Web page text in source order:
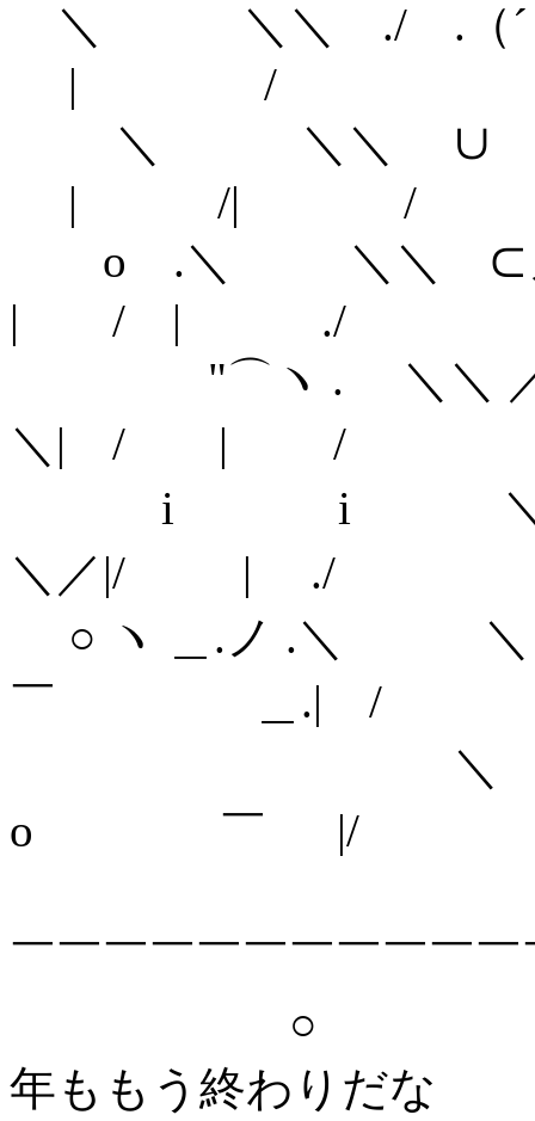
＼ ＼＼ ./ .（´
| /
＼ ＼＼ ∪
| /| /
o .＼ ＼＼
| / | ./
"⌒ヽ . ＼
＼| / | /
i i ＼
＼／|/ | ./
○ ヽ ＿.ノ .＼
￣ ＿.| /
＼ ＼＼
o ￣ |/
￣￣￣￣￣￣￣￣￣￣￣
○ ＼ ＼
年ももう終わりだな